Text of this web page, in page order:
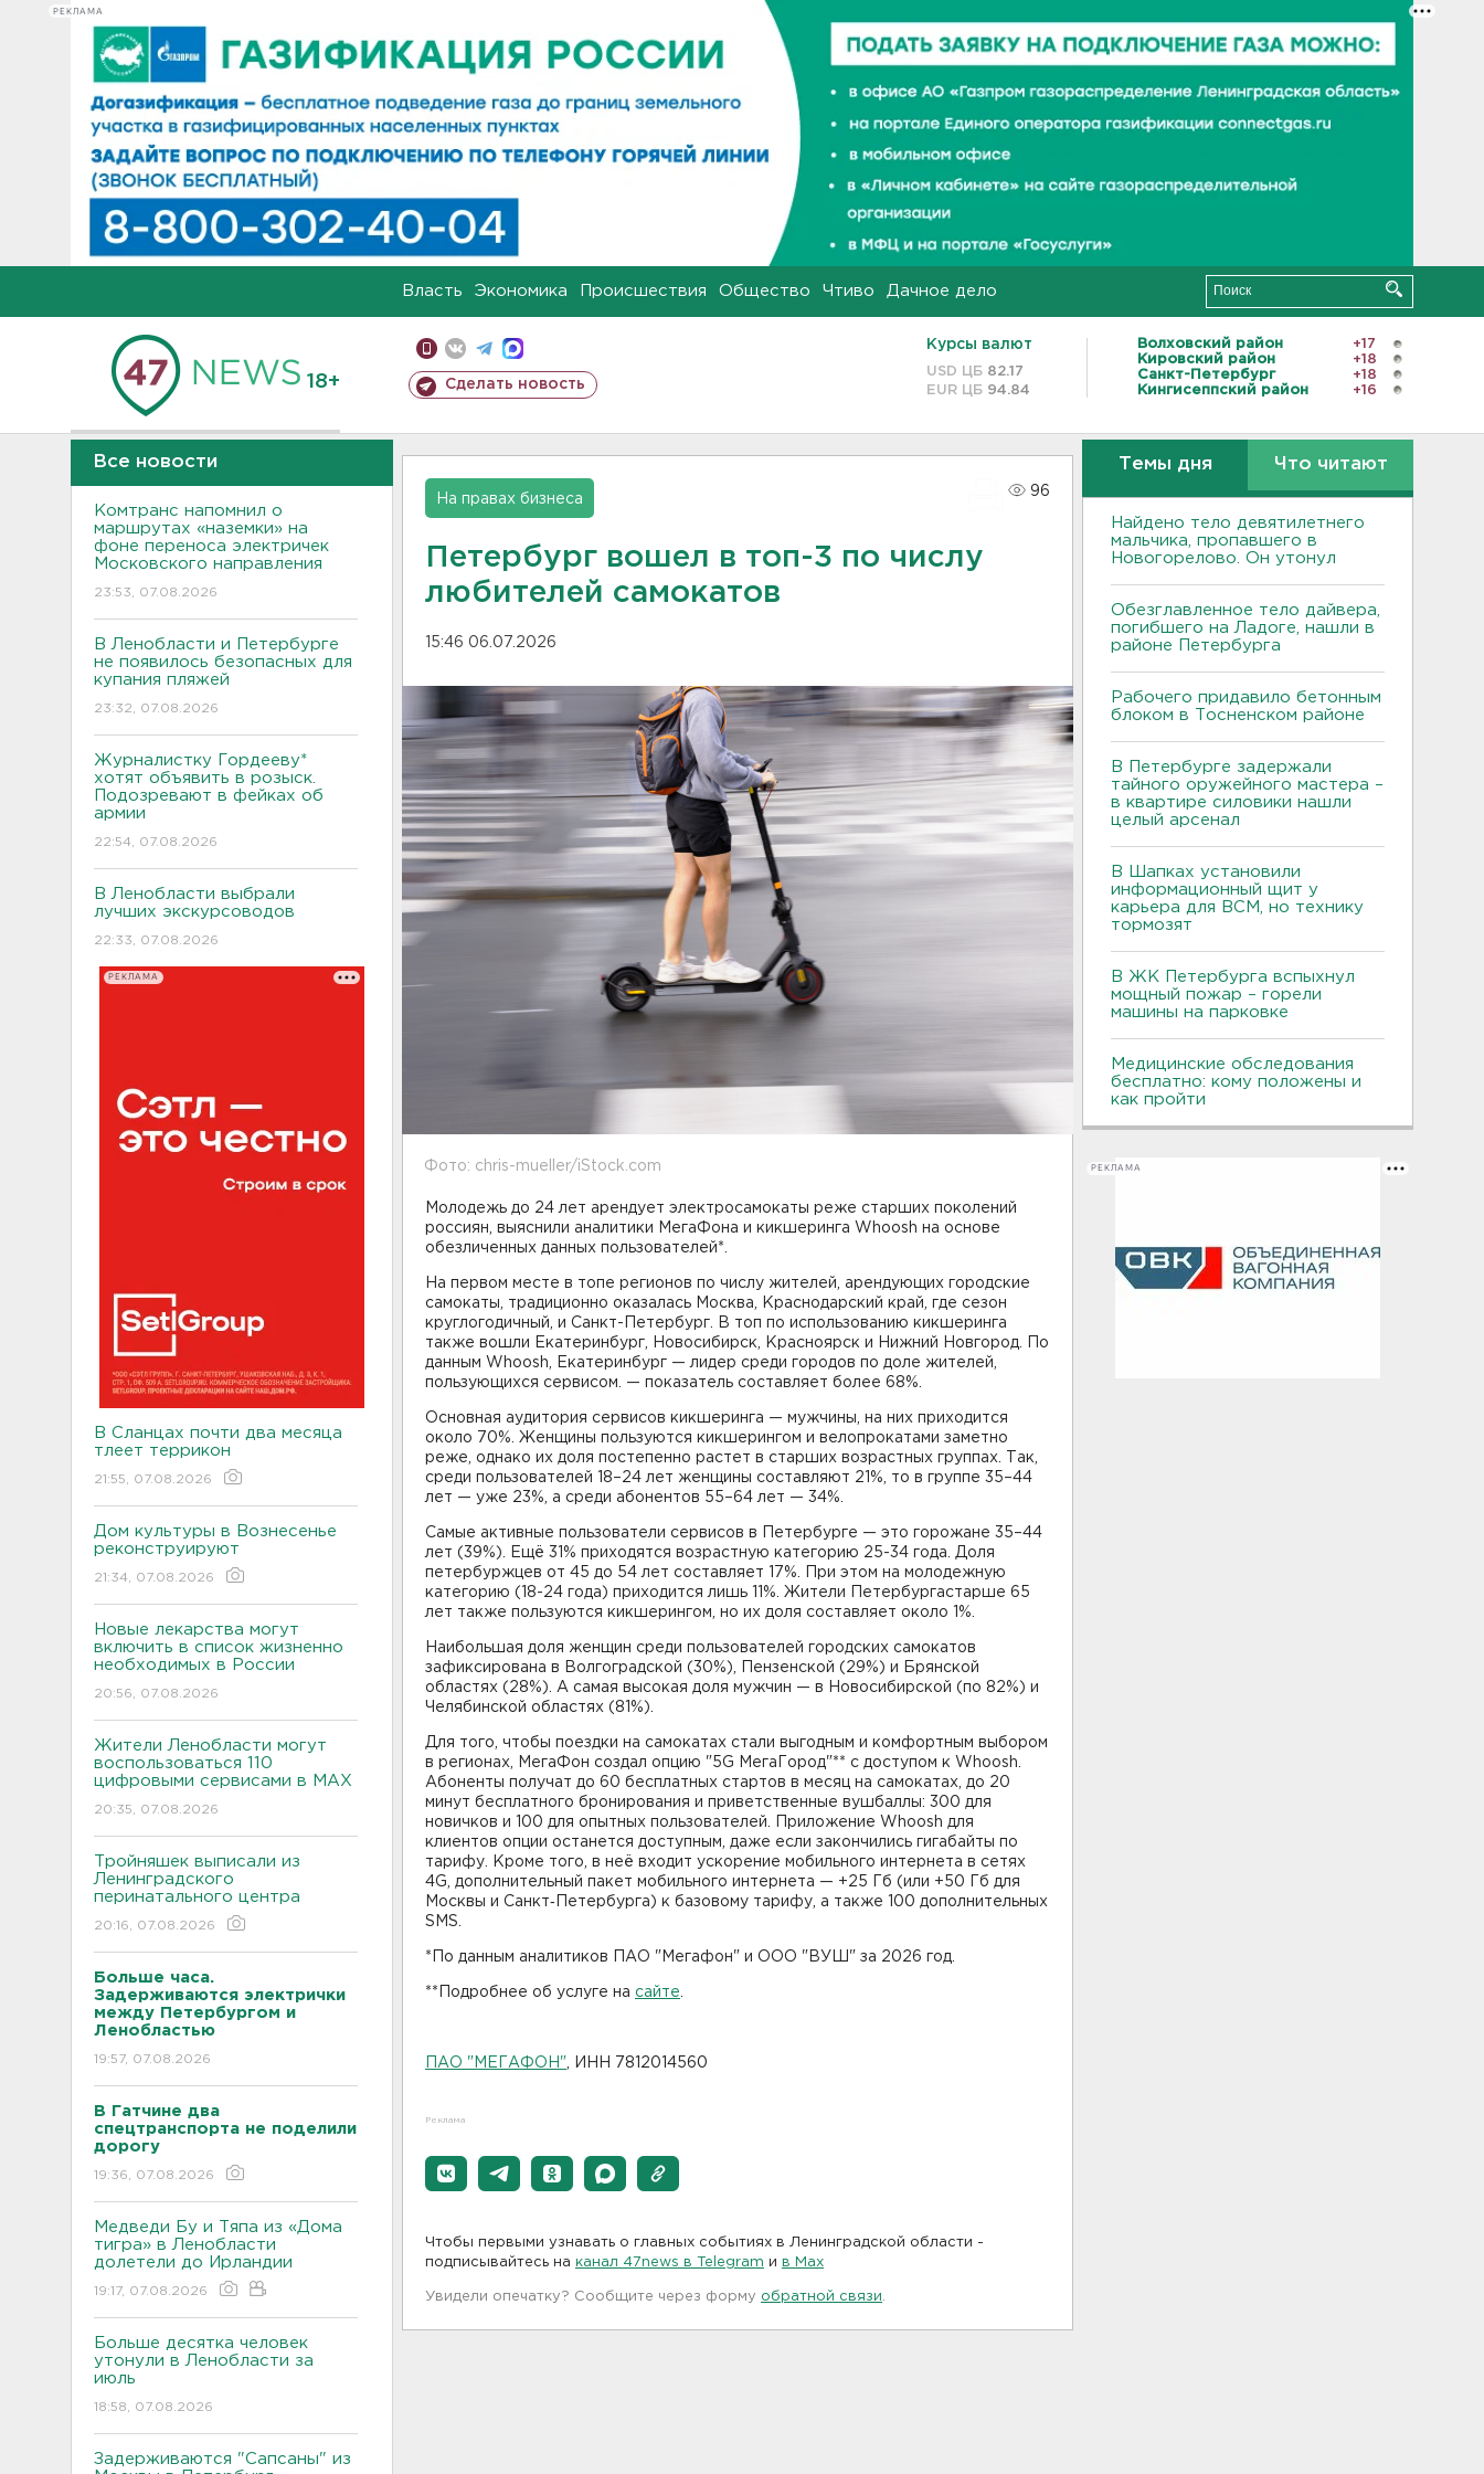
РЕКЛАМА
Власть Экономика Происшествия Общество Чтиво Дачное дело
18+ Сделать новость
Курсы валют
USD ЦБ 82.17
EUR ЦБ 94.84
Волховский район
+17
Кировский район
+18
Санкт-Петербург
+18
Кингисеппский район
+16
Все новости
Комтранс напомнил о
маршрутах «наземки» на
фоне переноса электричек
Московского направления
23:53, 07.08.2026
В Ленобласти и Петербурге
не появилось безопасных для
купания пляжей
23:32, 07.08.2026
Журналистку Гордееву*
хотят объявить в розыск.
Подозревают в фейках об
армии
22:54, 07.08.2026
В Ленобласти выбрали
лучших экскурсоводов
22:33, 07.08.2026
РЕКЛАМА
В Сланцах почти два месяца
тлеет террикон
21:55, 07.08.2026
Дом культуры в Вознесенье
реконструируют
21:34, 07.08.2026
Новые лекарства могут
включить в список жизненно
необходимых в России
20:56, 07.08.2026
Жители Ленобласти могут
воспользоваться 110
цифровыми сервисами в МАХ
20:35, 07.08.2026
Тройняшек выписали из
Ленинградского
перинатального центра
20:16, 07.08.2026
Больше часа.
Задерживаются электрички
между Петербургом и
Ленобластью
19:57, 07.08.2026
В Гатчине два
спецтранспорта не поделили
дорогу
19:36, 07.08.2026
Медведи Бу и Тяпа из «Дома
тигра» в Ленобласти
долетели до Ирландии
19:17, 07.08.2026
Больше десятка человек
утонули в Ленобласти за
июль
18:58, 07.08.2026
Задерживаются "Сапсаны" из
На правах бизнеса
96
Петербург вошел в топ-3 по числу
любителей самокатов
15:46 06.07.2026
Фото: chris-mueller/iStock.com
Молодежь до 24 лет арендует электросамокаты реже старших поколений
россиян, выяснили аналитики МегаФона и кикшеринга Whoosh на основе
обезличенных данных пользователей*.
На первом месте в топе регионов по числу жителей, арендующих городские
самокаты, традиционно оказалась Москва, Краснодарский край, где сезон
круглогодичный, и Санкт-Петербург. В топ по использованию кикшеринга
также вошли Екатеринбург, Новосибирск, Красноярск и Нижний Новгород. По
данным Whoosh, Екатеринбург — лидер среди городов по доле жителей,
пользующихся сервисом. — показатель составляет более 68%.
Основная аудитория сервисов кикшеринга — мужчины, на них приходится
около 70%. Женщины пользуются кикшерингом и велопрокатами заметно
реже, однако их доля постепенно растет в старших возрастных группах. Так,
среди пользователей 18–24 лет женщины составляют 21%, то в группе 35–44
лет — уже 23%, а среди абонентов 55–64 лет — 34%.
Самые активные пользователи сервисов в Петербурге — это горожане 35–44
лет (39%). Ещё 31% приходятся возрастную категорию 25-34 года. Доля
петербуржцев от 45 до 54 лет составляет 17%. При этом на молодежную
категорию (18-24 года) приходится лишь 11%. Жители Петербургастарше 65
лет также пользуются кикшерингом, но их доля составляет около 1%.
Наибольшая доля женщин среди пользователей городских самокатов
зафиксирована в Волгоградской (30%), Пензенской (29%) и Брянской
областях (28%). А самая высокая доля мужчин — в Новосибирской (по 82%) и
Челябинской областях (81%).
Для того, чтобы поездки на самокатах стали выгодным и комфортным выбором
в регионах, МегаФон создал опцию "5G МегаГород"** с доступом к Whoosh.
Абоненты получат до 60 бесплатных стартов в месяц на самокатах, до 20
минут бесплатного бронирования и приветственные вушбаллы: 300 для
новичков и 100 для опытных пользователей. Приложение Whoosh для
клиентов опции останется доступным, даже если закончились гигабайты по
тарифу. Кроме того, в неё входит ускорение мобильного интернета в сетях
4G, дополнительный пакет мобильного интернета — +25 Гб (или +50 Гб для
Москвы и Санкт‑Петербурга) к базовому тарифу, а также 100 дополнительных
SMS.
*По данным аналитиков ПАО "Мегафон" и ООО "ВУШ" за 2026 год.
**Подробнее об услуге на сайте
ПАО "МЕГАФОН" , ИНН 7812014560
Реклама
Чтобы первыми узнавать о главных событиях в Ленинградской области -
подписывайтесь на канал 47news в Telegram и в Maх
Увидели опечатку? Сообщите через форму обратной связи
Темы дня Что читают
Найдено тело девятилетнего
мальчика, пропавшего в
Новогорелово. Он утонул
Обезглавленное тело дайвера,
погибшего на Ладоге, нашли в
районе Петербурга
Рабочего придавило бетонным
блоком в Тосненском районе
В Петербурге задержали
тайного оружейного мастера –
в квартире силовики нашли
целый арсенал
В Шапках установили
информационный щит у
карьера для ВСМ, но технику
тормозят
В ЖК Петербурга вспыхнул
мощный пожар – горели
машины на парковке
Медицинские обследования
бесплатно: кому положены и
как пройти
РЕКЛАМА